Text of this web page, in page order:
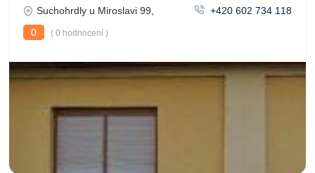
Suchohrdly u Miroslavi 99,
+420 602 734 118
0
( 0 hodnocení )